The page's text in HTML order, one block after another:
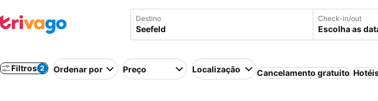
Destino Check-in/out
Escolha as
Filtros 2 Ordenar por Preço Localização Cancelamento gratuito